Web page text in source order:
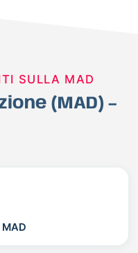
SULLA MAD
(MAD) –